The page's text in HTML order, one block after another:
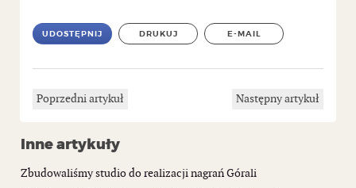
UDOSTĘPNIJ DRUKUJ E-MAIL
Poprzedni artykuł Następny artykuł
Inne artykuły
Zbudowaliśmy studio do realizacji nagrań Górali